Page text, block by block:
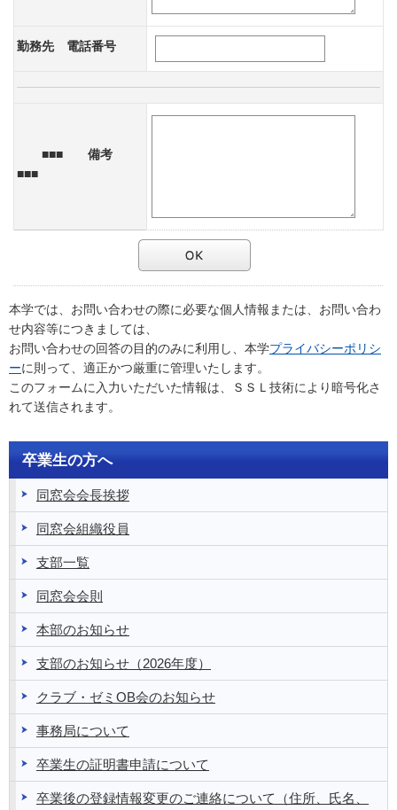
卒業生の方へ
同窓会会長挨拶
同窓会組織役員
支部一覧
同窓会会則
本部のお知らせ
支部のお知らせ（2026年度）
クラブ・ゼミOB会のお知らせ
事務局について
卒業生の証明書申請について
卒業後の登録情報変更のご連絡について（住所、氏名、
勤務先 電話番号
■■■ 備考
■■■
本学では、お問い合わせの際に必要な個人情報または、お問い合わ
せ内容等につきましては、
お問い合わせの回答の目的のみに利用し、本学プライバシーポリシ
ーに則って、適正かつ厳重に管理いたします。
このフォームに入力いただいた情報は、ＳＳＬ技術により暗号化さ
れて送信されます。